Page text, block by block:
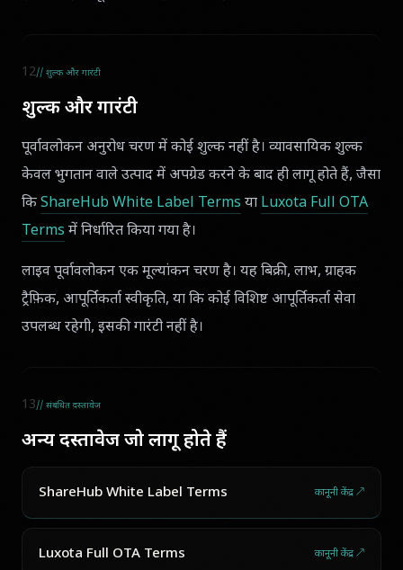
12// शुल्क और गारंटी
शुल्क और गारंटी
पूर्वावलोकन अनुरोध चरण में कोई शुल्क नहीं है। व्यावसायिक शुल्क
केवल भुगतान वाले उत्पाद में अपग्रेड करने के बाद ही लागू होते हैं, जैसा
किShareHub White Label Terms या Luxota Full OTA
Terms में निर्धारित किया गया है।
लाइव पूर्वावलोकन एक मूल्यांकन चरण है। यह बिक्री, लाभ, ग्राहक
ट्रैफ़िक, आपूर्तिकर्ता स्वीकृति, या कि कोई विशिष्ट आपूर्तिकर्ता सेवा
उपलब्ध रहेगी, इसकी गारंटी नहीं है।
13// संबंधित दस्तावेज
अन्य दस्तावेज जो लागू होते हैं
ShareHub White Label Terms कानूनी केंद्र ↗
Luxota Full OTA Terms कानूनी केंद्र ↗